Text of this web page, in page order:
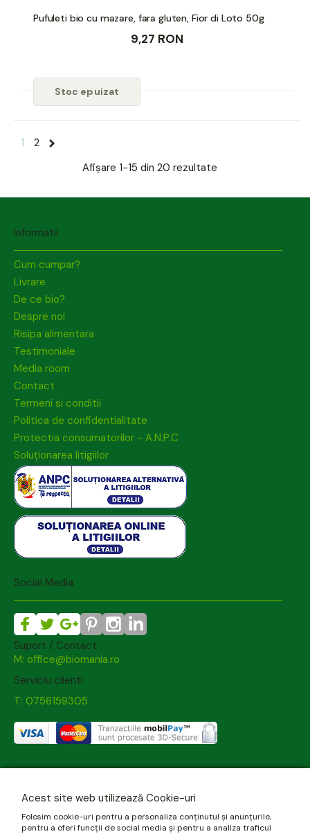
Pufuleti bio cu mazare, fara gluten, Fior di Loto 50g
9,27 RON
Stoc epuizat
1
2
Afișare 1-15 din 20 rezultate
Informatii
Cum cumpar?
Livrare
De ce bio?
Despre noi
Risipa alimentara
Testimoniale
Media room
Contact
Termeni si conditii
Politica de confidentialitate
Protectia consumatorilor - A.N.P.C
Soluționarea litigiilor
Social Media
Suport / Contact
M: office@biomania.ro
Serviciu clienti
T: 0756159305
Acest site web utilizează Cookie-uri
Folosim cookie-uri pentru a personaliza conținutul și anunțurile,
pentru a oferi funcții de social media și pentru a analiza traficul